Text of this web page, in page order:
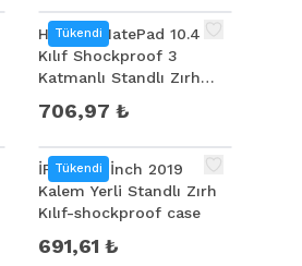
Tükendi
Huawei MatePad 10.4
Kılıf Shockproof 3
Katmanlı Standlı Zırh
706,97 ₺
Tükendi
İPad 10.2 İnch 2019
Kalem Yerli Standlı Zırh
Kılıf-shockproof case
691,61 ₺